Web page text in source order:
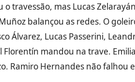
o travessão, mas Lucas
balançou as redes. O
Álvarez, Lucas Passerini,
Florentín mandou na trave.
Ramiro Hernandes não falhou